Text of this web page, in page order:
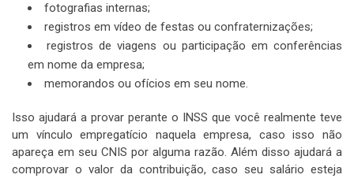
fotografias internas;
registros em vídeo de festas ou confraternizações;
registros de viagens ou participação em conferências
em nome da empresa;
memorandos ou ofícios em seu nome.
Isso ajudará a provar perante o INSS que você realmente teve
um vínculo empregatício naquela empresa, caso isso não
apareça em seu CNIS por alguma razão. Além disso ajudará a
comprovar o valor da contribuição, caso seu salário esteja